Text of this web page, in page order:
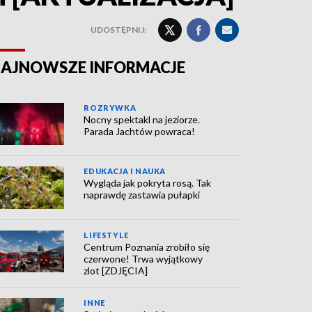
UDOSTĘPNIJ:
INFORMACJE
ROZRYWKA
Nocny spektakl na jeziorze.
Parada Jachtów powraca!
EDUKACJA I NAUKA
Wygląda jak pokryta rosą. Tak
naprawdę zastawia pułapki
LIFESTYLE
Centrum Poznania zrobiło się
czerwone! Trwa wyjątkowy
zlot [ZDJĘCIA]
INNE